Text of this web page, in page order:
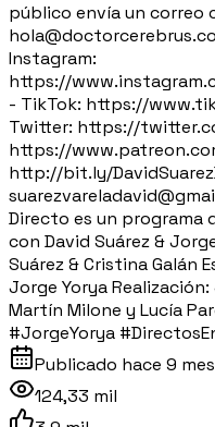
público envía un correo
Instagram:
https://
- TikTok: https://
Twitter: https://
https://
http://bit.ly/
Directo es un programa
con David Suárez &
Suárez & Cristina Galán
Jorge Yorya
Martín Milone y Lucía
#JorgeYorya
Publicado hace 9
124,33 mil